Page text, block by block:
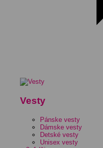
Vesty
Pánske vesty
Dámske vesty
Detské vesty
Unisex vesty